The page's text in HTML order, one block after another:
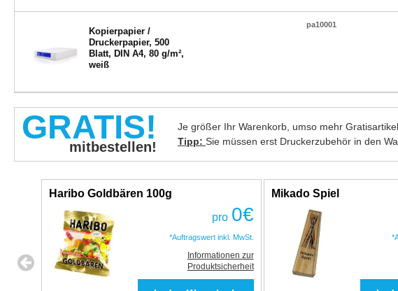
Kopierpapier /
Druckerpapier, 500
Blatt, DIN A4, 80 g/m²,
weiß
pa10001
GRATIS!
mitbestellen!
Je größer Ihr Warenkorb, umso mehr
Tipp: Sie müssen erst Druckerzubehör in den
Haribo Goldbären 100g
pro 0€
*Auftragswert inkl. MwSt.
Informationen zur
Produktsicherheit
Mikado Spiel